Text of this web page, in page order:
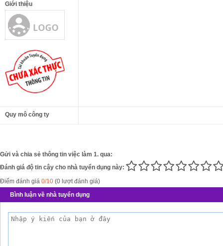
Giới thiệu
Quy mô công ty
Gửi và chia sẻ thông tin việc làm 1. qua:
Đánh giá độ tin cậy cho nhà tuyển dụng này:
Điểm đánh giá 0/10 (0 lượt đánh giá)
Bình luận về nhà tuyển dụng